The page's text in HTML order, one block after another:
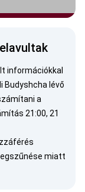
információkkal
Budyshcha lévő
a
21:00, 21
miatt